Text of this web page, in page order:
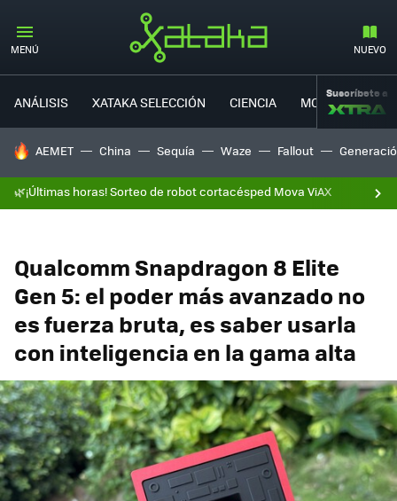
MENÚ NUEVO
ANÁLISIS XATAKA SELECCIÓN CIENCIA MOVILIDAD
Suscríbete a
HOY SE HABLA DE
AEMET China Sequía Waze Fallout
🌿¡Últimas horas! Sorteo de robot cortacésped Mova ViAX
Qualcomm Snapdragon 8 Elite
Gen 5: el poder más avanzado no
es fuerza bruta, es saber usarla
con inteligencia en la gama alta